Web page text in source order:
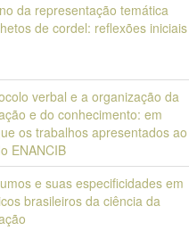
da representação temática
de cordel: reflexões iniciais
verbal e a organização da
e do conhecimento: em
os trabalhos apresentados ao
ENANCIB
e suas especificidades em
brasileiros da ciência da